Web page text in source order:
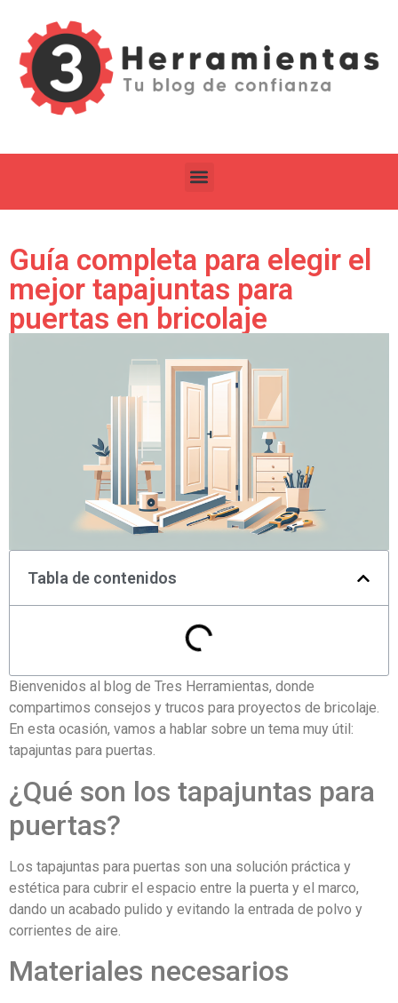
Guía completa para elegir el
mejor tapajuntas para
puertas en bricolaje
Tabla de contenidos
Bienvenidos al blog de Tres Herramientas, donde
compartimos consejos y trucos para proyectos de bricolaje.
En esta ocasión, vamos a hablar sobre un tema muy útil:
tapajuntas para puertas.
¿Qué son los tapajuntas para
puertas?
Los tapajuntas para puertas son una solución práctica y
estética para cubrir el espacio entre la puerta y el marco,
dando un acabado pulido y evitando la entrada de polvo y
corrientes de aire.
Materiales necesarios